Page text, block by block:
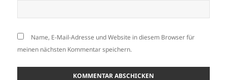
Name, E-Mail-Adresse und Website in diesem Browser für
meinen nächsten Kommentar speichern.